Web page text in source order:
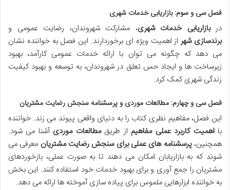
فصل سی و سوم: بازاریابی خدمات شهری
دربازاریابی خدمات شهری، مشارکت شهروندان، رضایت عمومی و
برندسازی شهراز اهمیت ویژه ای برخوردارند. این فصل به خواننده نشان
می دهد که چگونه می توان با ارائه خدمات عمومی کارآمد، بهبود
زیرساخت ها و ایجاد حس تعلق در شهروندان، به توسعه و بهبود کیفیت
زندگی شهری کمک کرد.
فصل سی و چهارم: مطالعات موردی و پرسشنامه سنجش رضایت مشتریان
این فصل، مفاهیم نظری کتاب را به دنیای واقعی پیوند می زند. خواننده
بااهمیت کاربرد عملی مفاهیم از طریقمطالعات موردی آشنا می شود.
همچنین،پرسشنامه های عملی برای سنجش رضایت مشتریان معرفی می
شوند که به بازاریابان امکان می دهند تا به صورت عملی، بازخوردهای
مشتریان را جمع آوری و برای بهبود خدمات خود استفاده کنند. این بخش
به خواننده ابزارهایی ملموس برای پیاده سازی آموخته ها ارائه می دهد.